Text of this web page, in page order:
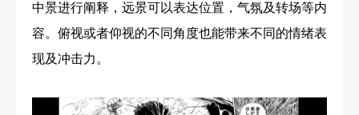
中景进行阐释， 远景可以表达位置，气氛及转场等内
容。俯视或者仰视的不同角度也能带来不同的情绪表
现及冲击力。